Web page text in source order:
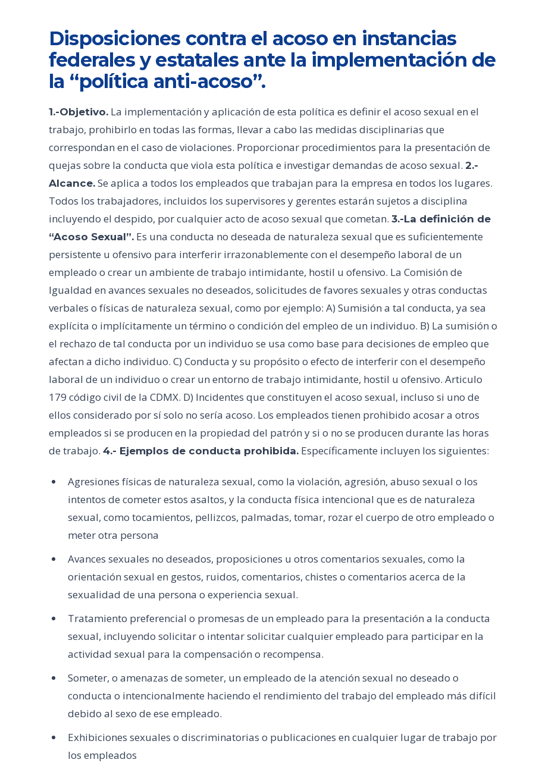
Disposiciones contra el acoso en instancias
federales y estatales ante la implementación de
la “política anti-acoso”.
1.-Objetivo. La implementación y aplicación de esta política es definir el acoso sexual en el
trabajo, prohibirlo en todas las formas, llevar a cabo las medidas disciplinarias que
correspondan en el caso de violaciones. Proporcionar procedimientos para la presentación de
quejas sobre la conducta que viola esta política e investigar demandas de acoso sexual. 2.-
Alcance. Se aplica a todos los empleados que trabajan para la empresa en todos los lugares.
Todos los trabajadores, incluidos los supervisores y gerentes estarán sujetos a disciplina
incluyendo el despido, por cualquier acto de acoso sexual que cometan. 3.-La definición de
“Acoso Sexual”. Es una conducta no deseada de naturaleza sexual que es suficientemente
persistente u ofensivo para interferir irrazonablemente con el desempeño laboral de un
empleado o crear un ambiente de trabajo intimidante, hostil u ofensivo. La Comisión de
Igualdad en avances sexuales no deseados, solicitudes de favores sexuales y otras conductas
verbales o físicas de naturaleza sexual, como por ejemplo: A) Sumisión a tal conducta, ya sea
explícita o implícitamente un término o condición del empleo de un individuo. B) La sumisión o
el rechazo de tal conducta por un individuo se usa como base para decisiones de empleo que
afectan a dicho individuo. C) Conducta y su propósito o efecto de interferir con el desempeño
laboral de un individuo o crear un entorno de trabajo intimidante, hostil u ofensivo. Articulo
179 código civil de la CDMX. D) Incidentes que constituyen el acoso sexual, incluso si uno de
ellos considerado por sí solo no sería acoso. Los empleados tienen prohibido acosar a otros
empleados si se producen en la propiedad del patrón y si o no se producen durante las horas
de trabajo. 4.- Ejemplos de conducta prohibida. Específicamente incluyen los siguientes:
Agresiones físicas de naturaleza sexual, como la violación, agresión, abuso sexual o los
intentos de cometer estos asaltos, y la conducta física intencional que es de naturaleza
sexual, como tocamientos, pellizcos, palmadas, tomar, rozar el cuerpo de otro empleado o
meter otra persona
Avances sexuales no deseados, proposiciones u otros comentarios sexuales, como la
orientación sexual en gestos, ruidos, comentarios, chistes o comentarios acerca de la
sexualidad de una persona o experiencia sexual.
Tratamiento preferencial o promesas de un empleado para la presentación a la conducta
sexual, incluyendo solicitar o intentar solicitar cualquier empleado para participar en la
actividad sexual para la compensación o recompensa.
Someter, o amenazas de someter, un empleado de la atención sexual no deseado o
conducta o intencionalmente haciendo el rendimiento del trabajo del empleado más difícil
debido al sexo de ese empleado.
Exhibiciones sexuales o discriminatorias o publicaciones en cualquier lugar de trabajo por
los empleados